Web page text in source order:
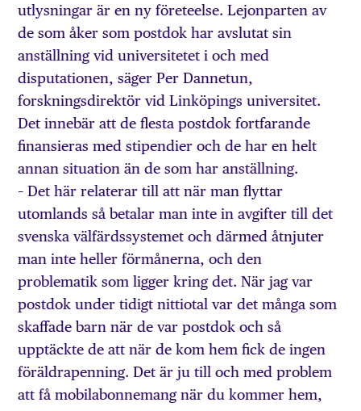
utlysningar är en ny företeelse. Lejonparten av
de som åker som postdok har avslutat sin
anställning vid universitetet i och med
disputationen, säger Per Dannetun,
forskningsdirektör vid Linköpings universitet.
Det innebär att de flesta postdok fortfarande
finansieras med stipendier och de har en helt
annan situation än de som har anställning.
– Det här relaterar till att när man flyttar
utomlands så betalar man inte in avgifter till det
svenska välfärdssystemet och därmed åtnjuter
man inte heller förmånerna, och den
problematik som ligger kring det. När jag var
postdok under tidigt nittiotal var det många som
skaffade barn när de var postdok och så
upptäckte de att när de kom hem fick de ingen
föräldrapenning. Det är ju till och med problem
att få mobilabonnemang när du kommer hem,